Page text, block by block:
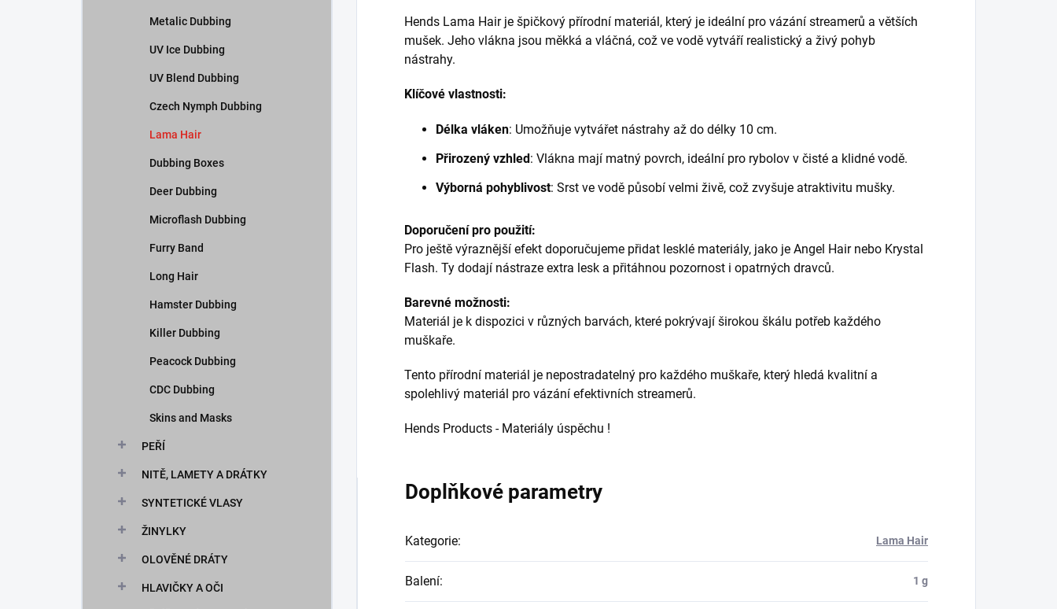
Metalic Dubbing
UV Ice Dubbing
UV Blend Dubbing
Czech Nymph Dubbing
Lama Hair
Dubbing Boxes
Deer Dubbing
Microflash Dubbing
Furry Band
Long Hair
Hamster Dubbing
Killer Dubbing
Peacock Dubbing
CDC Dubbing
Skins and Masks
PEŘÍ
NITĚ, LAMETY A DRÁTKY
SYNTETICKÉ VLASY
ŽINYLKY
OLOVĚNÉ DRÁTY
HLAVIČKY A OČI
Hends Lama Hair je špičkový přírodní materiál, který je ideální pro vázání streamerů a větších
mušek. Jeho vlákna jsou měkká a vláčná, což ve vodě vytváří realistický a živý pohyb
nástrahy.
Klíčové vlastnosti:
Délka vláken: Umožňuje vytvářet nástrahy až do délky 10 cm.
Přirozený vzhled: Vlákna mají matný povrch, ideální pro rybolov v čisté a klidné vodě.
Výborná pohyblivost: Srst ve vodě působí velmi živě, což zvyšuje atraktivitu mušky.
Doporučení pro použití:
Pro ještě výraznější efekt doporučujeme přidat lesklé materiály, jako je Angel Hair nebo Krystal
Flash. Ty dodají nástraze extra lesk a přitáhnou pozornost i opatrných dravců.
Barevné možnosti:
Materiál je k dispozici v různých barvách, které pokrývají širokou škálu potřeb každého
muškaře.
Tento přírodní materiál je nepostradatelný pro každého muškaře, který hledá kvalitní a
spolehlivý materiál pro vázání efektivních streamerů.
Hends Products - Materiály úspěchu !
Doplňkové parametry
Kategorie: Lama Hair
Balení: 1 g